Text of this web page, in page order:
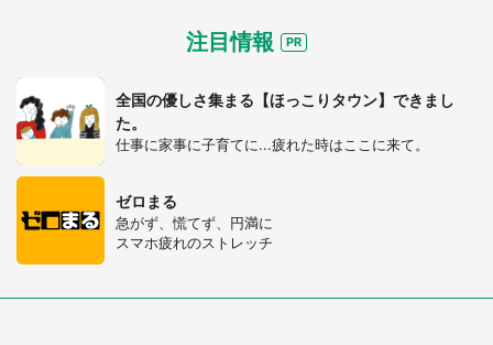
注目情報
全国の優しさ集まる【ほっこりタウン】できまし
た。
仕事に家事に子育てに...疲れた時はここに来て。
ゼロまる
急がず、慌てず、円満に
スマホ疲れのストレッチ